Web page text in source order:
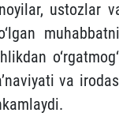
ustozlar
va